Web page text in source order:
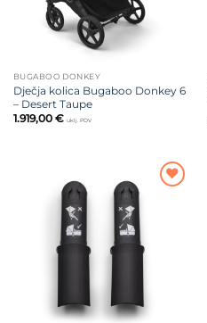
BUGABOO DONKEY
Dječja kolica Bugaboo Donkey 6
– Desert Taupe
1.919,00 € uklj. PDV